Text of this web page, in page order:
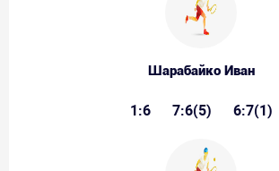
Шарабайко Иван
1:6 7:6(5) 6:7(1)